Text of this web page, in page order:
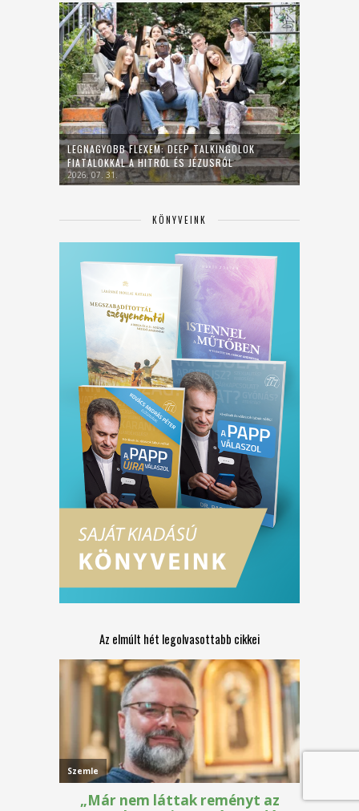
LEGNAGYOBB FLEXEM: DEEP TALKINGOLOK
FIATALOKKAL A HITRŐL ÉS JÉZUSRÓL
2026. 07. 31.
KÖNYVEINK
Az elmúlt hét legolvasottabb cikkei